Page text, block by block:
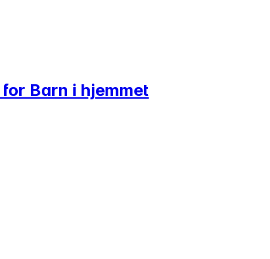
Barn i hjemmet